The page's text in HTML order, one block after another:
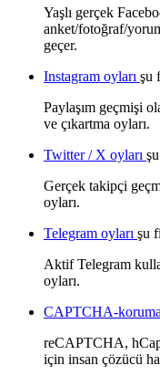
Yaşlı gerçek
anket/fotoğraf/
geçer.
Instagram oyları şu
Paylaşım geçmişi
ve çıkartma oyları.
Twitter / X oyları
Gerçek takipçi
oyları.
Telegram oyları şu
Aktif Telegram
oyları.
CAPTCHA-
reCAPTCHA,
için insan çözücü